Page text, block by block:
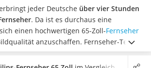
jeder Deutsche über vier Stunden
. Da ist es durchaus eine
einen hochwertigen 65-Zoll-Fernseher
anzuschaffen. Fernseher-Tests
ist Philips weltweiteiner der Top-
TV-Geräten und hat etliche 65-